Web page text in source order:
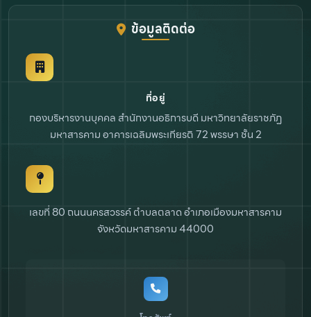
ข้อมูลติดต่อ
ที่อยู่
กองบริหารงานบุคคล สำนักงานอธิการบดีมหาวิทยาลัยราชภัฏ
มหาสารคามอาคารเฉลิมพระเกียรติ 72 พรรษา ชั้น 2
เลขที่ 80 ถนนนครสวรรค์ ตำบลตลาดอำเภอเมืองมหาสารคาม
จังหวัดมหาสารคาม 44000